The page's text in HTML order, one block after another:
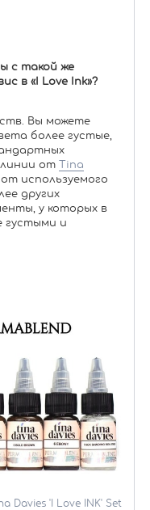
с такой же
в «I Love Ink»?
Вы можете
более густые,
линии от
Tina
используемого
других
у которых в
густыми и
Davies 'I Love INK' Set